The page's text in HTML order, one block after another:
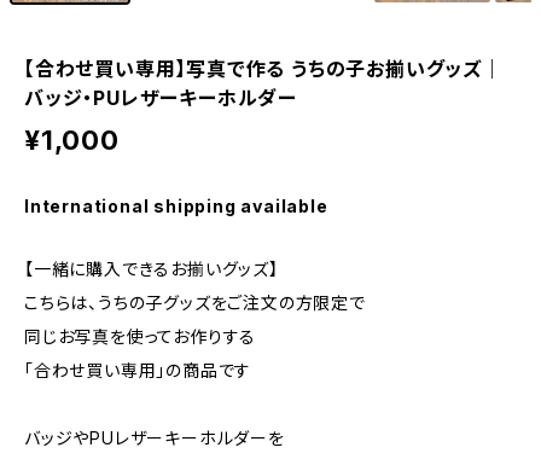
【合わせ買い専用】写真で作る うちの子お揃いグッズ｜
バッジ・PUレザーキーホルダー
¥1,000
International shipping available
【一緒に購入できるお揃いグッズ】
こちらは、うちの子グッズをご注文の方限定で
同じお写真を使ってお作りする
「合わせ買い専用」の商品です
バッジやPUレザーキーホルダーを